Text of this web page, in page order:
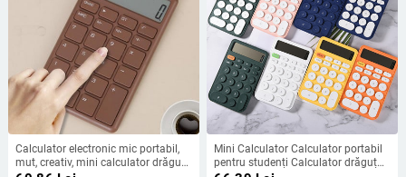
Calculator electronic mic portabil,
mut, creativ, mini calculator drăguț
Mini Calculator Calculator portabil
pentru studenți Calculator drăguț